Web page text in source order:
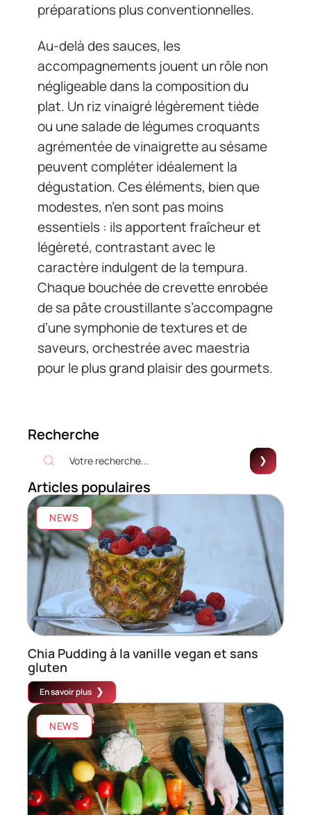
préparations plus conventionnelles.
Au-delà des sauces, les
accompagnements jouent un rôle non
négligeable dans la composition du
plat. Un riz vinaigré légèrement tiède
ou une salade de légumes croquants
agrémentée de vinaigrette au sésame
peuvent compléter idéalement la
dégustation. Ces éléments, bien que
modestes, n’en sont pas moins
essentiels : ils apportent fraîcheur et
légèreté, contrastant avec le
caractère indulgent de la tempura.
Chaque bouchée de crevette enrobée
de sa pâte croustillante s’accompagne
d’une symphonie de textures et de
saveurs, orchestrée avec maestria
pour le plus grand plaisir des gourmets.
Recherche
Articles populaires
NEWS
Chia Pudding à la vanille vegan et sans
gluten
En savoir plus
NEWS